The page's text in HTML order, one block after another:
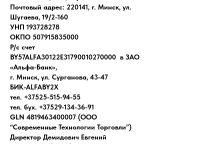
Почтовый адрес: 220141, г. Минск, ул.
Шугаева, 19/2-160
УНП 193728278
ОКПО 507915835000
Р/с счет
BY57ALFA30122E31790010270000 в ЗАО
«Альфа-Банк»,
г. Минск, ул. Сурганова, 43-47
БИК-ALFABY2X
тел. +37525-515-94-55
тел. бух. +37529-134-36-91
GLN 4819463400007 (ООО
“Современные Технологии Торговли”)
Директор Демидович Евгений